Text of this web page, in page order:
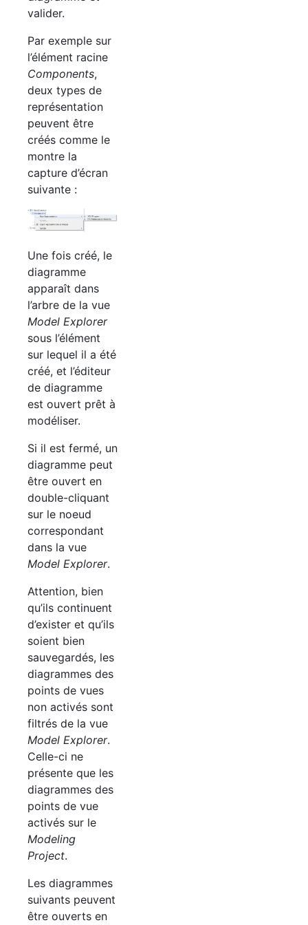
valider.
Par exemple sur
l’élément racine
Components,
deux types de
représentation
peuvent être
créés comme le
montre la
capture d’écran
suivante :
Une fois créé, le
diagramme
apparaît dans
l’arbre de la vue
Model Explorer
sous l’élément
sur lequel il a été
créé, et l’éditeur
de diagramme
est ouvert prêt à
modéliser.
Si il est fermé, un
diagramme peut
être ouvert en
double-cliquant
sur le noeud
correspondant
dans la vue
Model Explorer.
Attention, bien
qu’ils continuent
d’exister et qu’ils
soient bien
sauvegardés, les
diagrammes des
points de vues
non activés sont
filtrés de la vue
Model Explorer.
Celle-ci ne
présente que les
diagrammes des
points de vue
activés sur le
Modeling
Project.
Les diagrammes
suivants peuvent
être ouverts en